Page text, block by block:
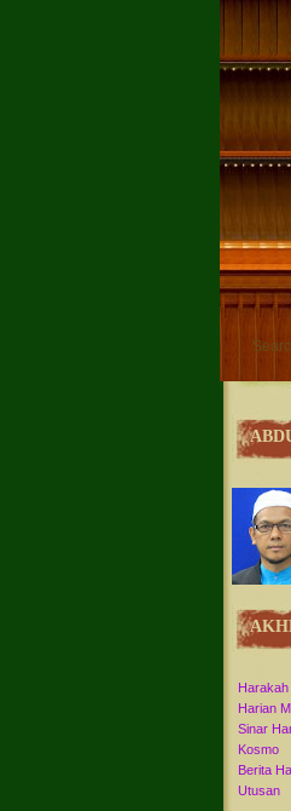
Harakah
Harian
Sinar
Kosmo
Berita
Utusan